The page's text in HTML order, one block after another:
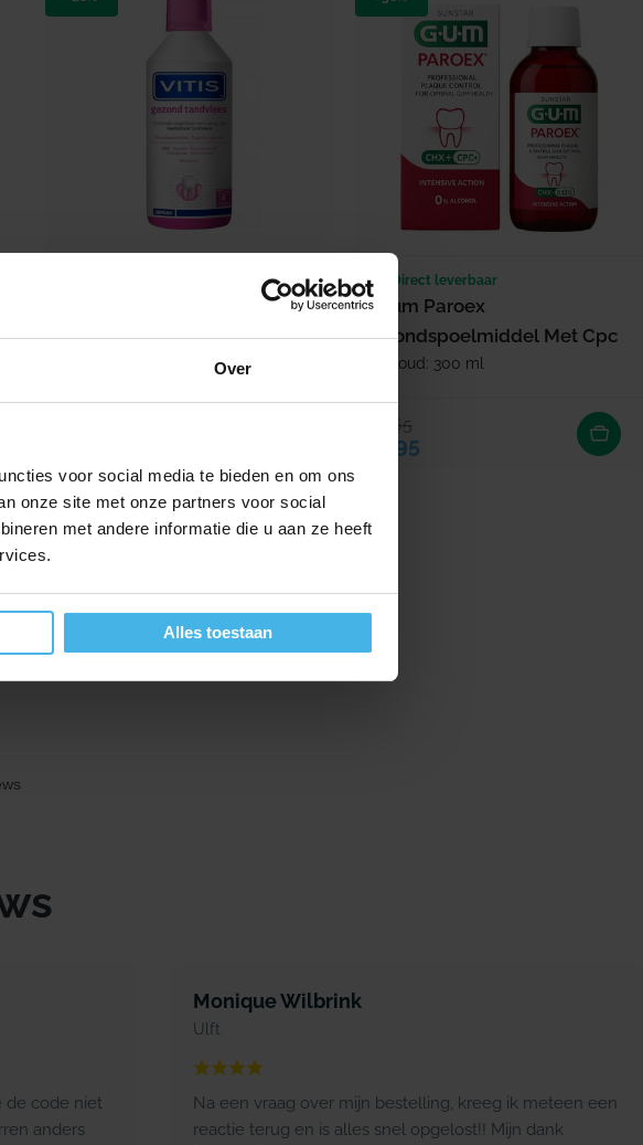
Over
voor social media te bieden en om ons
onze site met onze partners voor social
met andere informatie die u aan ze heeft
Alles toestaan
Vitis Gezond Tandvlees
Mondspoeling
Direct leverbaar
Gum Paroex
Mondspoelmiddel Met Cpc
Inhoud: 300 ml
Verkoopprijs
3,95
Normale prijs
5,65
de code niet
anders
Monique Wilbrink
Ulft
Na een vraag over mijn bestelling, kreeg ik meteen een
reactie terug en is alles snel opgelost!! Mijn dank